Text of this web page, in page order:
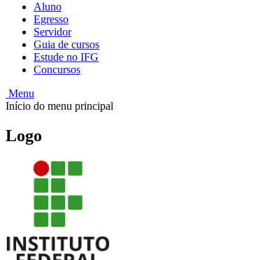
Aluno
Egresso
Servidor
Guia de cursos
Estude no IFG
Concursos
Menu
Início do menu principal
Logo